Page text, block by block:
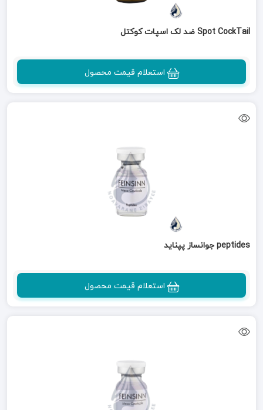
Spot CockTail ضد لک اسپات کوکتل
استعلام قیمت محصول
peptides جوانساز پپناید
استعلام قیمت محصول